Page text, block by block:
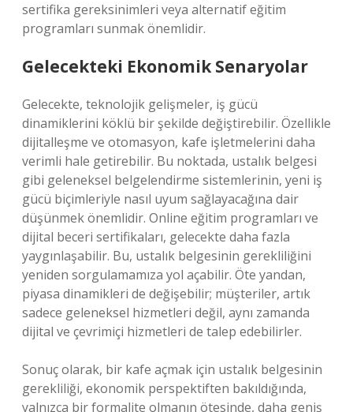
sertifika gereksinimleri veya alternatif eğitim
programları sunmak önemlidir.
Gelecekteki Ekonomik Senaryolar
Gelecekte, teknolojik gelişmeler, iş gücü
dinamiklerini köklü bir şekilde değiştirebilir. Özellikle
dijitalleşme ve otomasyon, kafe işletmelerini daha
verimli hale getirebilir. Bu noktada, ustalık belgesi
gibi geleneksel belgelendirme sistemlerinin, yeni iş
gücü biçimleriyle nasıl uyum sağlayacağına dair
düşünmek önemlidir. Online eğitim programları ve
dijital beceri sertifikaları, gelecekte daha fazla
yaygınlaşabilir. Bu, ustalık belgesinin gerekliliğini
yeniden sorgulamamıza yol açabilir. Öte yandan,
piyasa dinamikleri de değişebilir; müşteriler, artık
sadece geleneksel hizmetleri değil, aynı zamanda
dijital ve çevrimiçi hizmetleri de talep edebilirler.
Sonuç olarak, bir kafe açmak için ustalık belgesinin
gerekliliği, ekonomik perspektiften bakıldığında,
yalnızca bir formalite olmanın ötesinde, daha geniş